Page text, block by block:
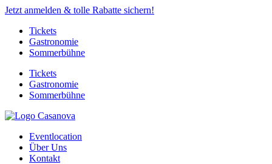
Jetzt anmelden & tolle Rabatte sichern!
Tickets
Gastronomie
Sommerbühne
Tickets
Gastronomie
Sommerbühne
Eventlocation
Über Uns
Kontakt